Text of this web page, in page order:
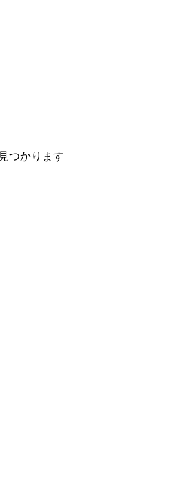
つかります